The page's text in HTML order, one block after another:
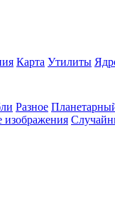
Карта Утилиты
Разное
изображения